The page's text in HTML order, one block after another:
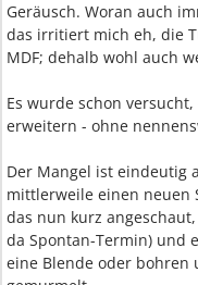
Geräusch. Woran auch
das irritiert mich eh, die
MDF; dehalb wohl auch
Es wurde schon
erweitern - ohne
Der Mangel ist eindeutig
mittlerweile einen neuen
das nun kurz
da Spontan-Termin) und
eine Blende oder bohren